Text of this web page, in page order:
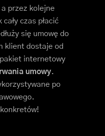
a przez kolejne
czas płacić
się umowę do
klient dostaje od
internetowy
umowy.
po